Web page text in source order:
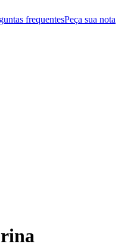
frequentesPeça sua nota